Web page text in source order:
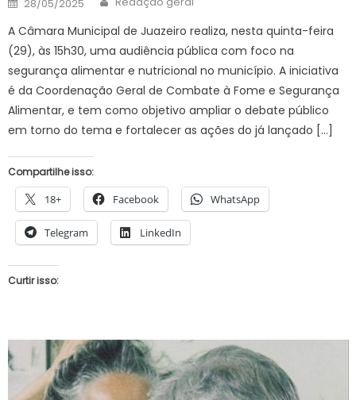
on
28/05/2025
A Câmara Municipal de Juazeiro realiza, nesta quinta-feira
(29), às 15h30, uma audiência pública com foco na
segurança alimentar e nutricional no município. A iniciativa
é da Coordenação Geral de Combate à Fome e Segurança
Alimentar, e tem como objetivo ampliar o debate público
em torno do tema e fortalecer as ações do já lançado […]
Compartilhe isso:
18+ Facebook WhatsApp
Telegram LinkedIn
Curtir isso: